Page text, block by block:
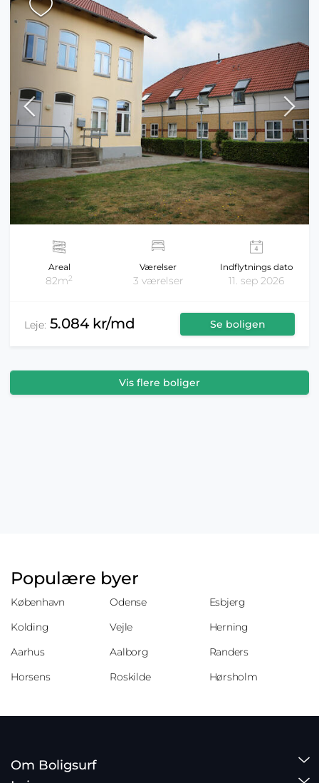
Areal
82m2
Værelser
3 værelser
Indflytnings dato
11. sep 2026
Leje: 5.084 kr/md Se boligen
Vis flere boliger
Populære byer
København Odense
Esbjerg
Kolding
Vejle
Herning
Aarhus
Aalborg
Randers
Horsens
Roskilde Hørsholm
Om Boligsurf